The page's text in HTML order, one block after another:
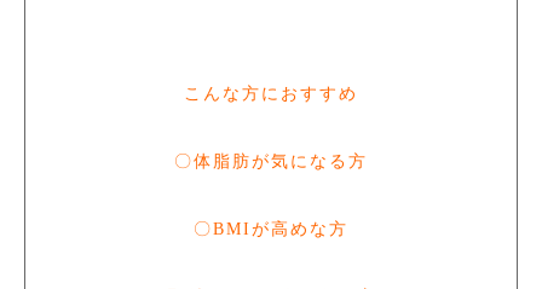
こんな方におすすめ
〇体脂肪が気になる方
〇BMIが高めな方